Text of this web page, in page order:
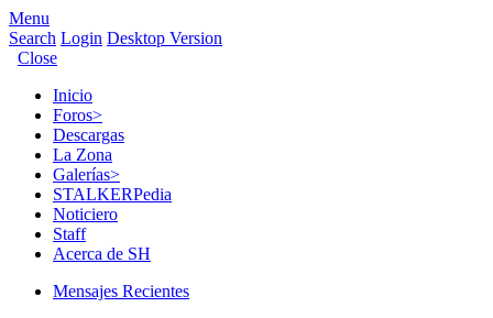
Menu
Search Login Desktop Version
Close
Inicio
Foros>
Descargas
La Zona
Galerías>
STALKERPedia
Noticiero
Staff
Acerca de SH
Mensajes Recientes